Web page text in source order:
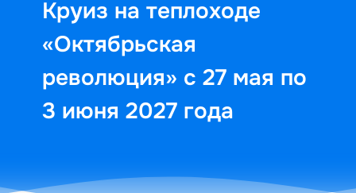
Круиз на теплоходе
«Октябрьская
революция» с 27 мая по
3 июня 2027 года